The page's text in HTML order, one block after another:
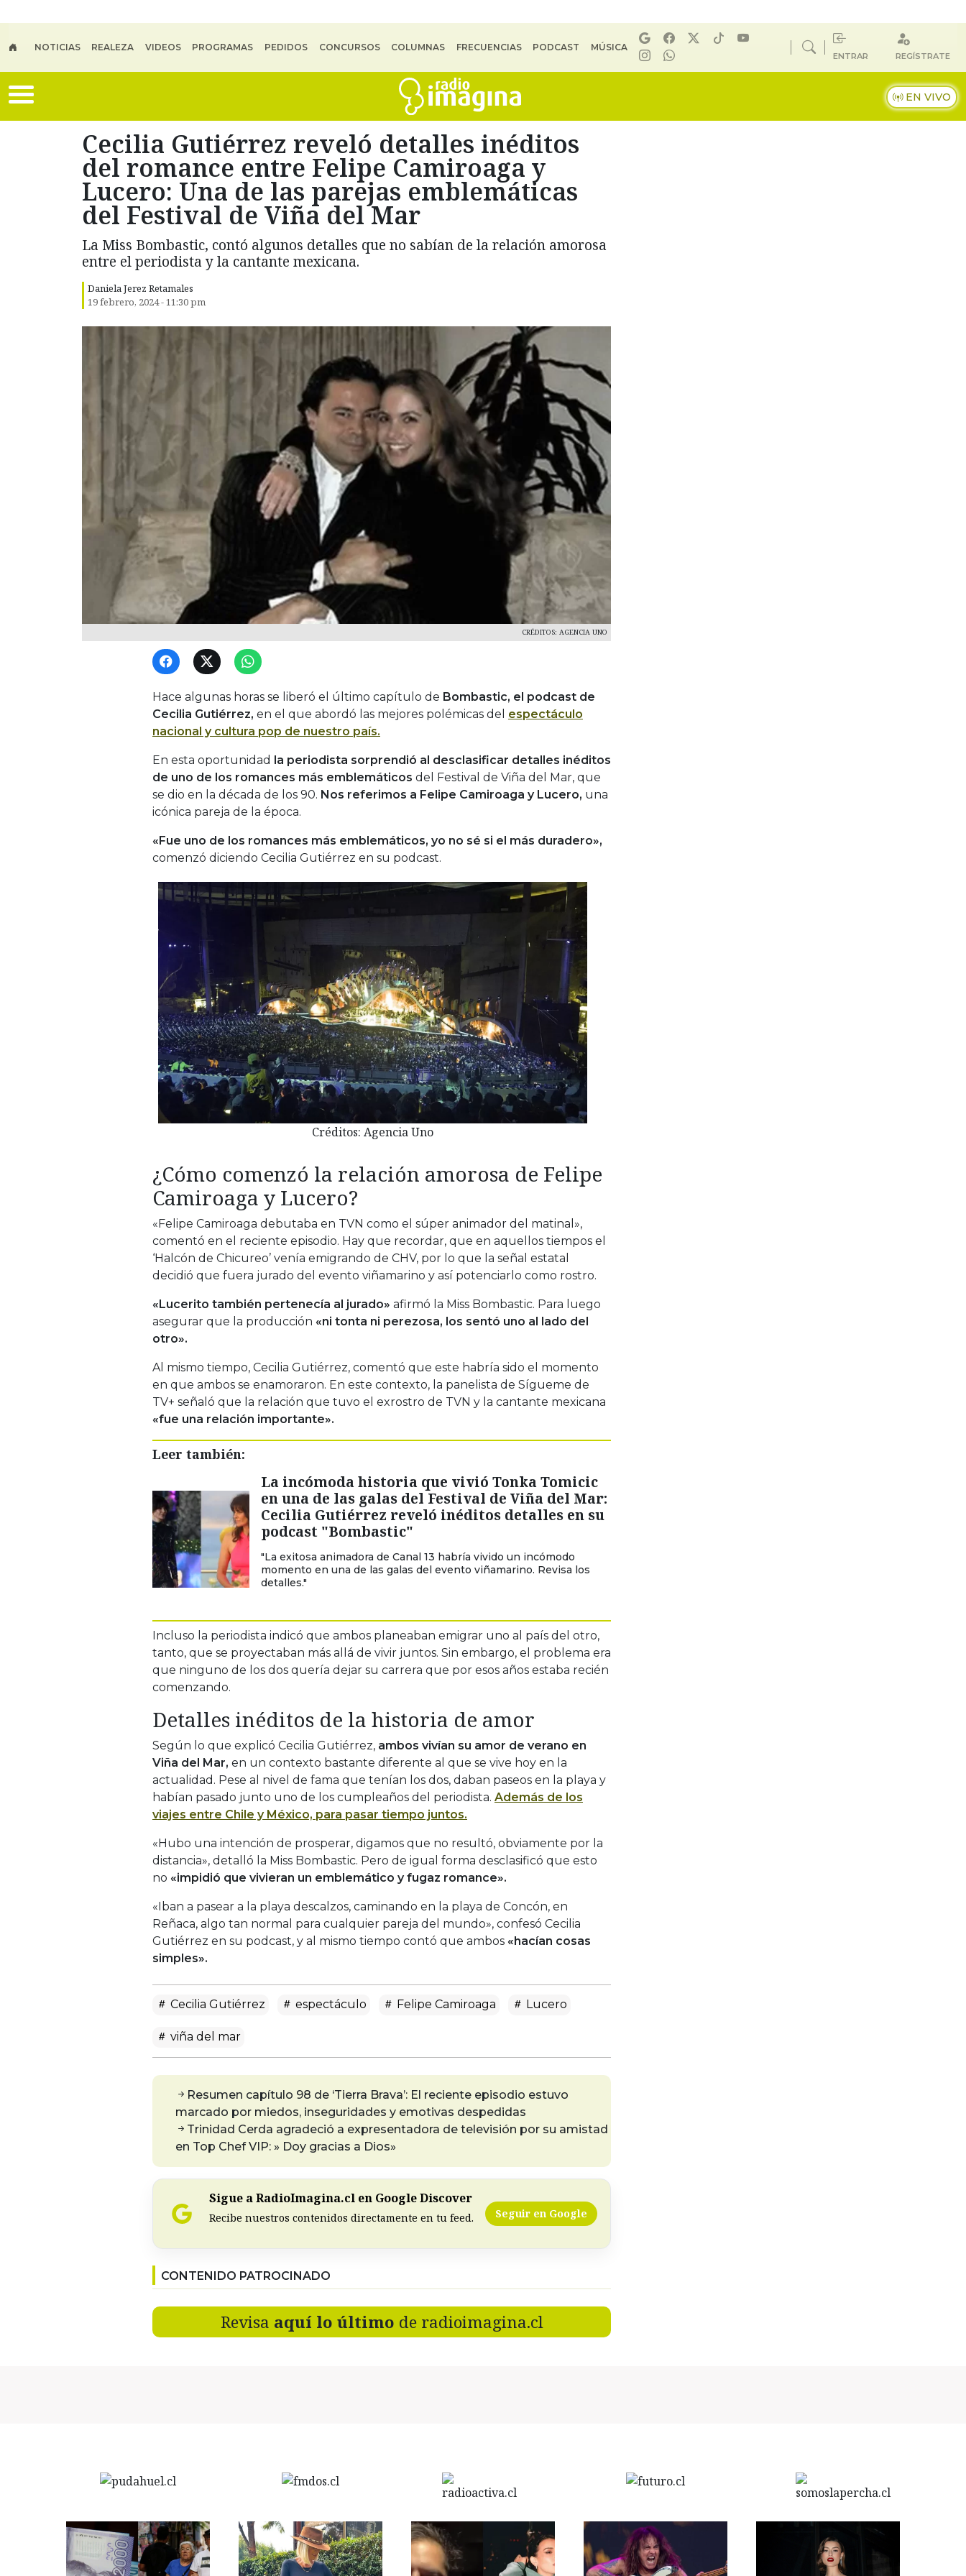
NOTICIAS REALEZA VIDEOS PROGRAMAS PEDIDOS CONCURSOS COLUMNAS FRECUENCIAS PODCAST MÚSICA
ENTRAR REGÍSTRATE
EN VIVO
Cecilia Gutiérrez reveló detalles inéditos
del romance entre Felipe Camiroaga y
Lucero: Una de las parejas emblemáticas
del Festival de Viña del Mar
La Miss Bombastic, contó algunos detalles que no sabían de la relación amorosa
entre el periodista y la cantante mexicana.
Daniela Jerez Retamales
19 febrero, 2024 - 11:30 pm
CRÉDITOS: AGENCIA UNO
Hace algunas horas se liberó el último capítulo de Bombastic, el podcast de
Cecilia Gutiérrez, en el que abordó las mejores polémicas del espectáculo
nacional y cultura pop de nuestro país.
En esta oportunidad la periodista sorprendió al desclasificar detalles inéditos
de uno de los romances más emblemáticos del Festival de Viña del Mar, que
se dio en la década de los 90. Nos referimos a Felipe Camiroaga y Lucero, una
icónica pareja de la época.
«Fue uno de los romances más emblemáticos, yo no sé si el más duradero»,
comenzó diciendo Cecilia Gutiérrez en su podcast.
Créditos: Agencia Uno
¿Cómo comenzó la relación amorosa de Felipe
Camiroaga y Lucero?
«Felipe Camiroaga debutaba en TVN como el súper animador del matinal»,
comentó en el reciente episodio. Hay que recordar, que en aquellos tiempos el
‘Halcón de Chicureo’ venía emigrando de CHV, por lo que la señal estatal
decidió que fuera jurado del evento viñamarino y así potenciarlo como rostro.
«Lucerito también pertenecía al jurado» afirmó la Miss Bombastic. Para luego
asegurar que la producción «ni tonta ni perezosa, los sentó uno al lado del
otro».
Al mismo tiempo, Cecilia Gutiérrez, comentó que este habría sido el momento
en que ambos se enamoraron. En este contexto, la panelista de Sígueme de
TV+ señaló que la relación que tuvo el exrostro de TVN y la cantante mexicana
«fue una relación importante».
Leer también:
La incómoda historia que vivió Tonka Tomicic
en una de las galas del Festival de Viña del Mar:
Cecilia Gutiérrez reveló inéditos detalles en su
podcast "Bombastic"
"La exitosa animadora de Canal 13 habría vivido un incómodo
momento en una de las galas del evento viñamarino. Revisa los
detalles."
Incluso la periodista indicó que ambos planeaban emigrar uno al país del otro,
tanto, que se proyectaban más allá de vivir juntos. Sin embargo, el problema era
que ninguno de los dos quería dejar su carrera que por esos años estaba recién
comenzando.
Detalles inéditos de la historia de amor
Según lo que explicó Cecilia Gutiérrez, ambos vivían su amor de verano en
Viña del Mar, en un contexto bastante diferente al que se vive hoy en la
actualidad. Pese al nivel de fama que tenían los dos, daban paseos en la playa y
habían pasado junto uno de los cumpleaños del periodista. Además de los
viajes entre Chile y México, para pasar tiempo juntos.
«Hubo una intención de prosperar, digamos que no resultó, obviamente por la
distancia», detalló la Miss Bombastic. Pero de igual forma desclasificó que esto
no «impidió que vivieran un emblemático y fugaz romance».
«Iban a pasear a la playa descalzos, caminando en la playa de Concón, en
Reñaca, algo tan normal para cualquier pareja del mundo», confesó Cecilia
Gutiérrez en su podcast, y al mismo tiempo contó que ambos «hacían cosas
simples».
Cecilia Gutiérrez espectáculo Felipe Camiroaga Lucero
viña del mar
Resumen capítulo 98 de ‘Tierra Brava’: El reciente episodio estuvo
marcado por miedos, inseguridades y emotivas despedidas
Trinidad Cerda agradeció a expresentadora de televisión por su amistad
en Top Chef VIP: » Doy gracias a Dios»
Sigue a RadioImagina.cl en Google Discover
Recibe nuestros contenidos directamente en tu feed. Seguir en Google
CONTENIDO PATROCINADO
Revisa aquí lo último de radioimagina.cl